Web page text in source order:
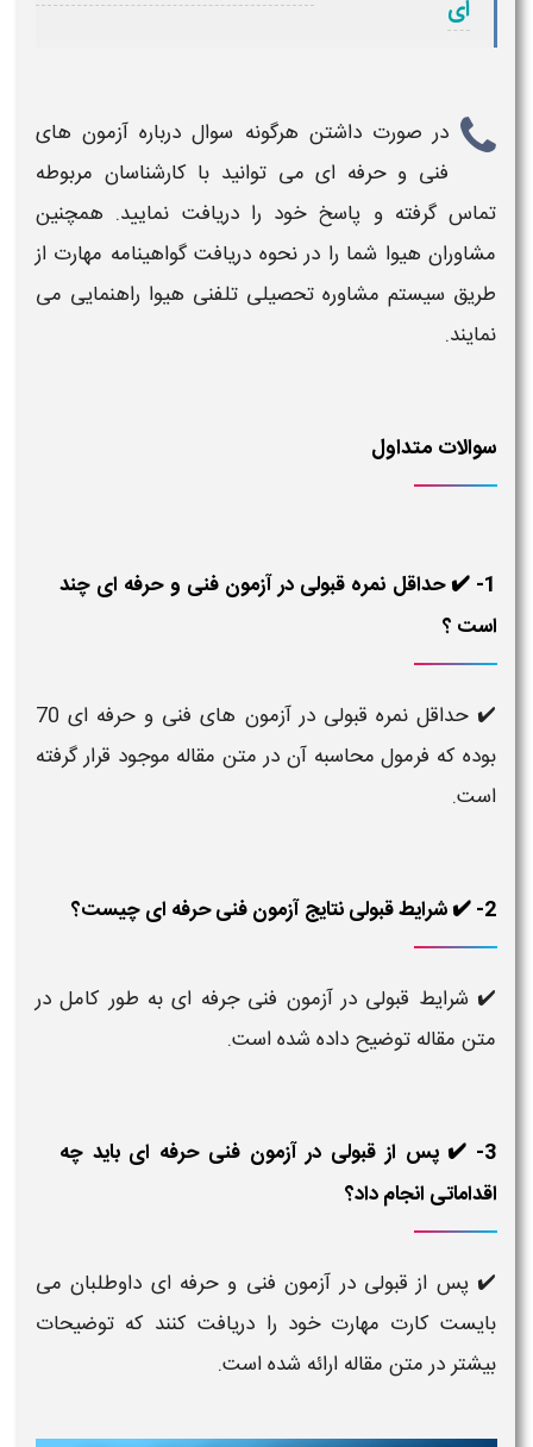
ای
در صورت داشتن هرگونه سوال درباره آزمون های
فنی و حرفه ایمی توانید با کارشناسان مربوطه
تماس گرفته و پاسخ خود را دریافت نمایید. همچنین
مشاوران هیوا شما را در نحوه دریافت گواهینامه مهارت از
طریق سیستم مشاوره تحصیلی تلفنی هیوا راهنمایی می
نمایند.
سوالات متداول
1- ✔️ حداقل نمره قبولی در آزمون فنی و حرفه ای چند
است ؟
✔️ حداقل نمره قبولی در آزمون های فنی و حرفه ای 70
بوده که فرمول محاسبه آن در متن مقاله موجود قرار گرفته
است.
2- ✔️ شرایط قبولی نتایج آزمون فنی حرفه ای چیست؟
✔️ شرایط قبولی در آزمون فنی جرفه ای به طور کامل در
متن مقاله توضیح داده شده است.
3- ✔️ پس از قبولی در آزمون فنی حرفه ای باید چه
اقداماتی انجام داد؟
✔️ پس از قبولی در آزمون فنی و حرفه ای داوطلبان می
بایست کارت مهارت خود را دریافت کنند که توضیحات
بیشتر در متن مقاله ارائه شده است.